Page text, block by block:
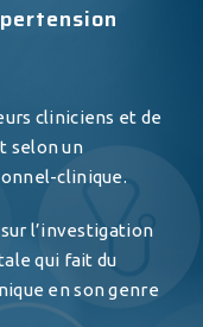
cliniciens et de
selon un
clinique.
l’investigation
qui fait du
en son genre